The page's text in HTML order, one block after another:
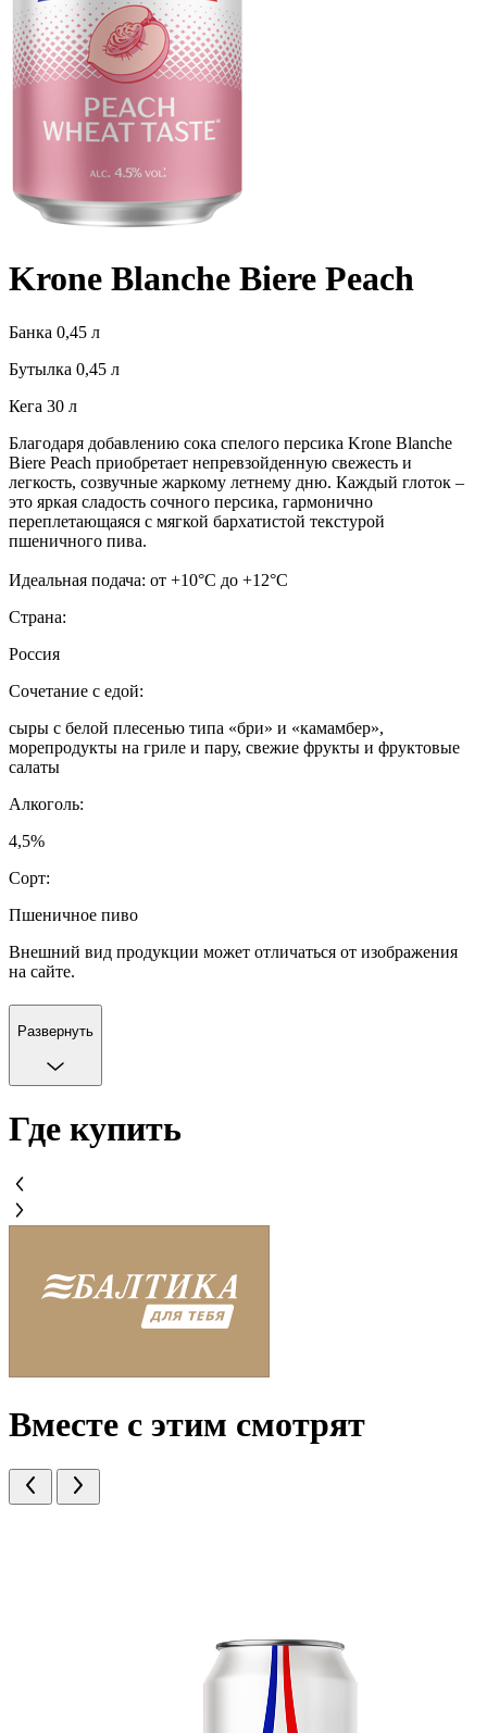
Krone Blanche Biere Peach
Банка 0,45 л
Бутылка 0,45 л
Кега 30 л
Благодаря добавлению сока спелого персика Krone Blanche
Biere Peach приобретает непревзойденную свежесть и
легкость, созвучные жаркому летнему дню. Каждый глоток –
это яркая сладость сочного персика, гармонично
переплетающаяся с мягкой бархатистой текстурой
пшеничного пива.
Идеальная подача: от +10°С до +12°С
Страна:
Россия
Сочетание с едой:
сыры с белой плесенью типа «бри» и «камамбер»,
морепродукты на гриле и пару, свежие фрукты и фруктовые
салаты
Алкоголь:
4,5%
Сорт:
Пшеничное пиво
Внешний вид продукции может отличаться от изображения
на сайте.
Развернуть
Где купить
Вместе с этим смотрят